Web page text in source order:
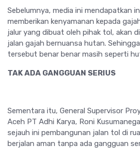
Sebelumnya, media ini mendapatkan
memberikan kenyamanan kepada
jalur yang dibuat oleh pihak tol, akan
jalan gajah bernuansa hutan.
tersebut benar benar masih seperti
TAK ADA GANGGUAN SERIUS
Sementara itu, General Supervisor
Aceh PT Adhi Karya, Roni
sejauh ini pembangunan jalan tol di
berjalan aman tanpa ada gangguan